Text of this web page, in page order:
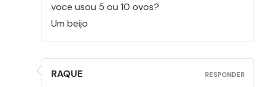
voce usou 5 ou 10 ovos?
Um beijo
RAQUE RESPONDER